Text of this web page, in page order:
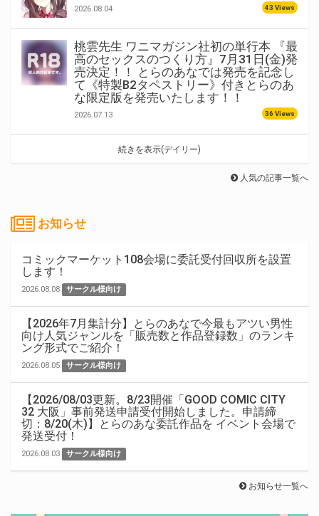
2026.08.04 43 Views
桃雲先生 ワニマガジン社初の単行本 『最
高のセックスのつくり方』7月31日(金)発
売決定！！ とらのあなでは発売を記念し
て《特製B2タペストリー》付きとらのあ
な限定版を発売いたします！！
2026.07.13 36 Views
続きを表示(デイリー)
人気の記事一覧へ
お知らせ
コミックマーケット108会場に委託受付回収所を設置
します！
2026.08.08 サークル様向け
【2026年7月集計分】とらのあなで今最もアツい男性
向け人気ジャンルを「販売数と作品登録数」のランキ
ング形式でご紹介！
2026.08.05 サークル様向け
【2026/08/03更新。8/23開催「GOOD COMIC CITY
32 大阪」事前発送申請受付開始しました。申請締
切：8/20(木)】とらのあな委託作品を イベント会場で
発送受付！
2026.08.03 サークル様向け
お知らせ一覧へ